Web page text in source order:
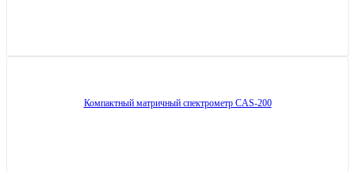
Компактный матричный спектрометр CAS-200